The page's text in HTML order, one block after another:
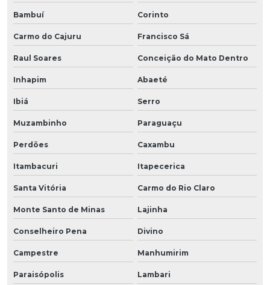
Bambuí Corinto
Carmo do Cajuru Francisco Sá
Raul Soares Conceição do Mato Dentro
Inhapim Abaeté
Ibiá Serro
Muzambinho Paraguaçu
Perdões Caxambu
Itambacuri Itapecerica
Santa Vitória Carmo do Rio Claro
Monte Santo de Minas Lajinha
Conselheiro Pena Divino
Campestre Manhumirim
Paraisópolis Lambari